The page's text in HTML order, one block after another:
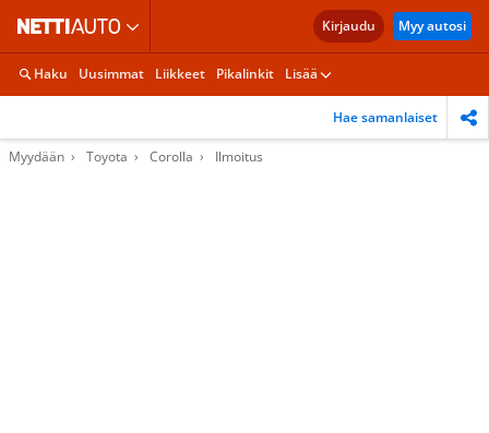
Kirjaudu Myy autosi
Haku Uusimmat Liikkeet Pikalinkit Lisää
Hae samanlaiset
Myydään Toyota Corolla Ilmoitus